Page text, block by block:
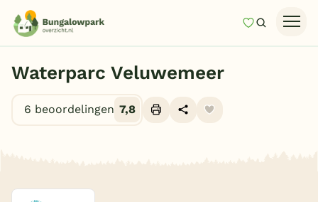
MijnZoeken
Last minutes
Top 12 aanbiedingen
Waterparc Veluwemeer
6 beoordelingen 7,8